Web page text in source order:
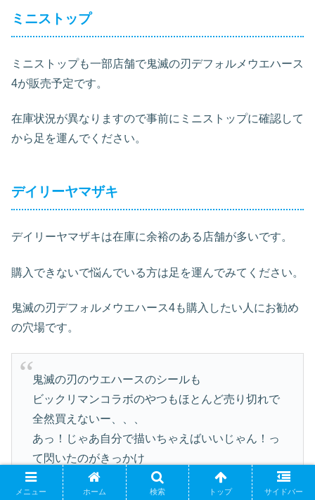
ミニストップ
ミニストップも一部店舗で鬼滅の刃デフォルメウエハース
4が販売予定です。
在庫状況が異なりますので事前にミニストップに確認して
から足を運んでください。
デイリーヤマザキ
デイリーヤマザキは在庫に余裕のある店舗が多いです。
購入できないで悩んでいる方は足を運んでみてください。
鬼滅の刃デフォルメウエハース4も購入したい人にお勧め
の穴場です。
鬼滅の刃のウエハースのシールも
ビックリマンコラボのやつもほとんど売り切れで
全然買えないー、、、
あっ！じゃあ自分で描いちゃえばいいじゃん！っ
て閃いたのがきっかけ
最近4枚がSOLD OUT✨yeah♪
pic.twitter.com/DZGaVNrCPu
メニュー ホーム 検索 トップ サイドバー